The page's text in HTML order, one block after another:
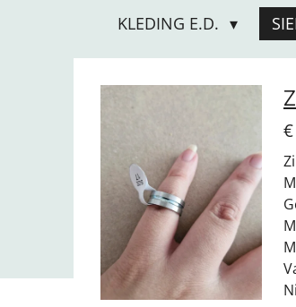
KLEDING E.D.